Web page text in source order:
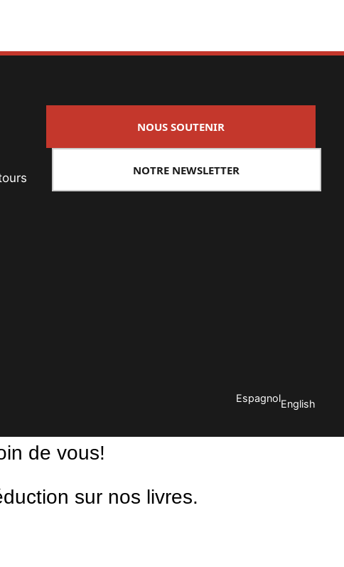
NOUS SOUTENIR
NOTRE NEWSLETTER
EspagnolEnglish
de vous!
sur nos livres.